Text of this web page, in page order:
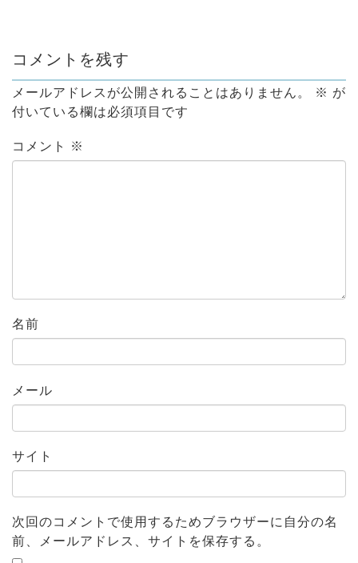
コメントを残す
メールアドレスが公開されることはありません。 ※ が
付いている欄は必須項目です
コメント ※
名前
メール
サイト
次回のコメントで使用するためブラウザーに自分の名
前、メールアドレス、サイトを保存する。